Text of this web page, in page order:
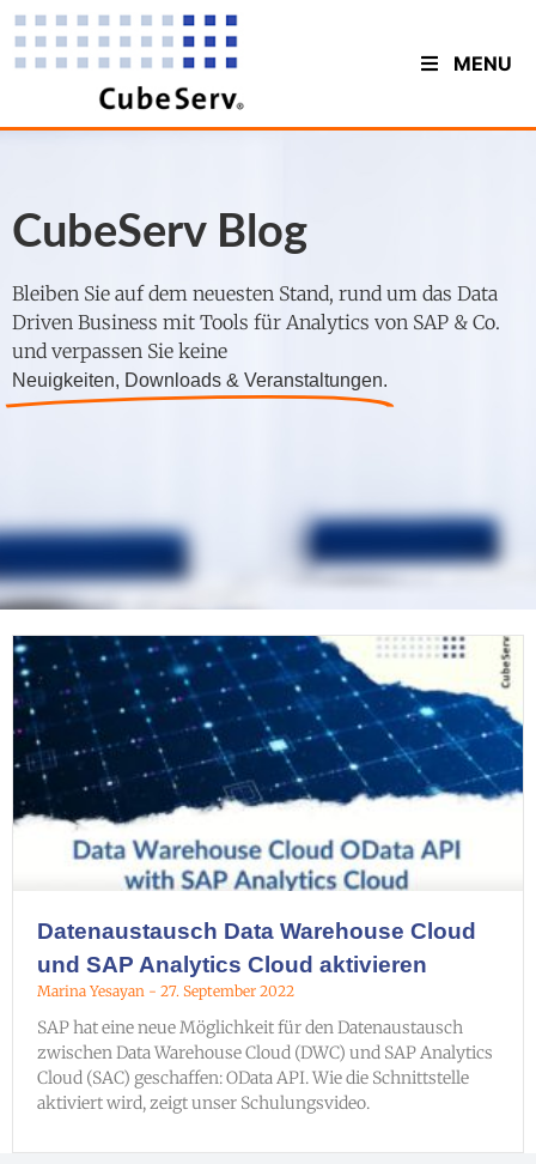
MENU
CubeServ Blog
Bleiben Sie auf dem neuesten Stand, rund um das Data
Driven Business mit Tools für Analytics von SAP & Co.
und verpassen Sie keine
Neuigkeiten, Downloads & Veranstaltungen.
Datenaustausch Data Warehouse Cloud
und SAP Analytics Cloud aktivieren
Marina Yesayan 27. September 2022
SAP hat eine neue Möglichkeit für den Datenaustausch
zwischen Data Warehouse Cloud (DWC) und SAP Analytics
Cloud (SAC) geschaffen: OData API. Wie die Schnittstelle
aktiviert wird, zeigt unser Schulungsvideo.